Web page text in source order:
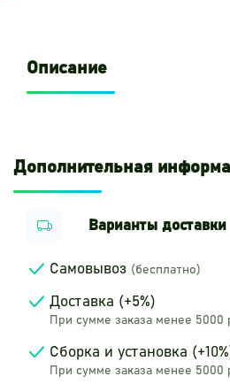
Описание
Дополнительная
Варианты доставки
Самовывоз (бесплатно)
Доставка (+5%)
При сумме заказа менее 5000
Сборка и установка
При сумме заказа менее 5000